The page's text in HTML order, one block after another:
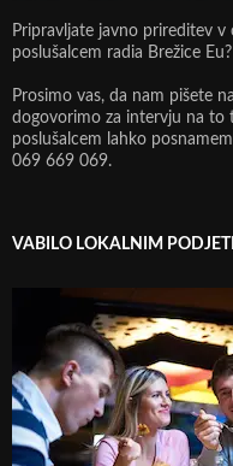
Pripravljate javno prireditev
poslušalcem radia Brežice Eu?
Prosimo vas, da nam pišete
dogovorimo za intervju na to
poslušalcem lahko
069 669 069.
VABILO LOKALNIM